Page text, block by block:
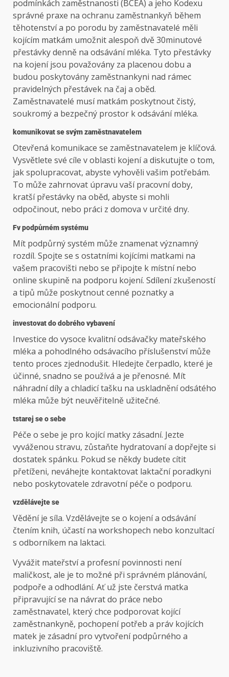
podmínkách zaměstnanosti (BCEA) a jeho Kodexu
správné praxe na ochranu zaměstnankyň během
těhotenství a po porodu by zaměstnavatelé měli
kojícím matkám umožnit alespoň dvě 30minutové
přestávky denně na odsávání mléka. Tyto přestávky
na kojení jsou považovány za placenou dobu a
budou poskytovány zaměstnankyni nad rámec
pravidelných přestávek na čaj a oběd.
Zaměstnavatelé musí matkám poskytnout čistý,
soukromý a bezpečný prostor k odsávání mléka.
komunikovat se svým zaměstnavatelem
Otevřená komunikace se zaměstnavatelem je klíčová.
Vysvětlete své cíle v oblasti kojení a diskutujte o tom,
jak spolupracovat, abyste vyhověli vašim potřebám.
To může zahrnovat úpravu vaší pracovní doby,
kratší přestávky na oběd, abyste si mohli
odpočinout, nebo práci z domova v určité dny.
Fv podpůrném systému
Mít podpůrný systém může znamenat významný
rozdíl. Spojte se s ostatními kojícími matkami na
vašem pracovišti nebo se připojte k místní nebo
online skupině na podporu kojení. Sdílení zkušeností
a tipů může poskytnout cenné poznatky a
emocionální podporu.
investovat do dobrého vybavení
Investice do vysoce kvalitní odsávačky mateřského
mléka a pohodlného odsávacího příslušenství může
tento proces zjednodušit. Hledejte čerpadlo, které je
účinné, snadno se používá a je přenosné. Mít
náhradní díly a chladicí tašku na uskladnění odsátého
mléka může být neuvěřitelně užitečné.
tstarej se o sebe
Péče o sebe je pro kojící matky zásadní. Jezte
vyváženou stravu, zůstaňte hydratovaní a dopřejte si
dostatek spánku. Pokud se někdy budete cítit
přetíženi, neváhejte kontaktovat laktační poradkyni
nebo poskytovatele zdravotní péče o podporu.
vzdělávejte se
Vědění je síla. Vzdělávejte se o kojení a odsávání
čtením knih, účastí na workshopech nebo konzultací
s odborníkem na laktaci.
Vyvážit mateřství a profesní povinnosti není
maličkost, ale je to možné při správném plánování,
podpoře a odhodlání. Ať už jste čerstvá matka
připravující se na návrat do práce nebo
zaměstnavatel, který chce podporovat kojící
zaměstnankyně, pochopení potřeb a práv kojících
matek je zásadní pro vytvoření podpůrného a
inkluzivního pracoviště.